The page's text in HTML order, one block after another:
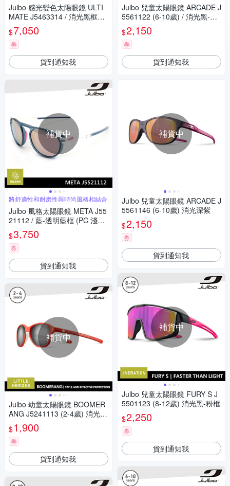
Julbo 感光變色太陽眼鏡 ULTI
MATE J5463314 / 消光黑框
(黃棕紅多層膜鏡片) 特別適合
越野跑和單車騎行
$7,050
券
貨到通知我
補貨中
將舒適性和耐磨性與時尚風格相結合
Julbo 風格太陽眼鏡 META J55
21112 / 藍-透明藍框 (PC 淺粉
黃鍍膜鏡片)
$3,750
券
貨到通知我
補貨中
Julbo 幼童太陽眼鏡 BOOMER
ANG J5241113 (2-4歲) 消光紅
框
$1,900
券
貨到通知我
Julbo 兒童太陽眼鏡 ARCADE J
5561122 (6-10歲) / 消光黑-藍
框 (PC 藍色鍍膜鏡片)
$2,150
券
貨到通知我
補貨中
Julbo 兒童太陽眼鏡 ARCADE J
5561146 (6-10歲) 消光深紫
$2,150
券
貨到通知我
補貨中
Julbo 兒童太陽眼鏡 FURY S J
5501123 (8-12歲) 消光黑-粉框
$2,250
券
貨到通知我